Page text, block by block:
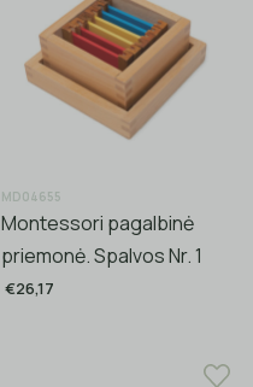
MD04655
Montessori pagalbinė
priemonė. Spalvos Nr. 1
€26,17